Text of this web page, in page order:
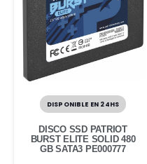
DISPONIBLE EN 24HS
DISCO SSD PATRIOT
BURST ELITE SOLID 480
GB SATA3 PE000777